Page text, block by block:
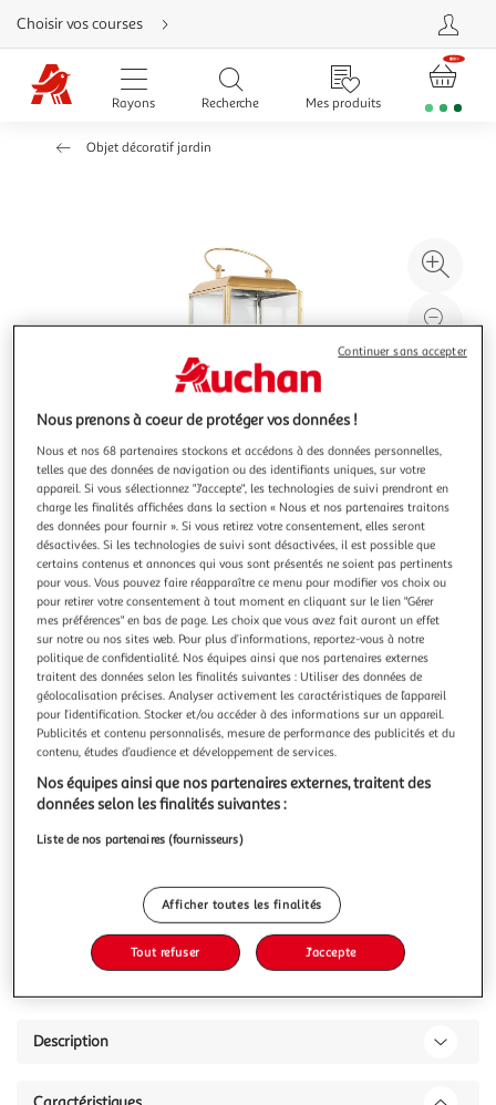
Aller
directement
au
contenu
Aller
directement
Aller
Choisir vos courses
Rayons Recherche Mes produits
Objet décoratif jardin
à
Illustration
précédente
Illustration
suivante
PARIS PRIX
Lanterne Déco en Métal Girotto 30cm Or
Informations Techniques : Dimensions : L. 14 x l. 14 x H. 30
cm Matières : Verre & Métal Spécificités : Pratique & Utile
Lanterne Déco Forme Carrée Poids : 1,174 kg Couleur : Or
En savoir +
Vendu parParis Prix
Livr. ou retrait dès 3/4 jours
A partir de 7,99€
Plus d'options
Vendu par Paris Prix
23,99€
Ajouter au panier
Ajouter à une liste
Description
Nous prenons à coeur de protéger vos données !
Nous et nos 68 partenaires stockons et accédons à des données personnelles,
telles que des données de navigation ou des identifiants uniques, sur votre
appareil. Si vous sélectionnez "J'accepte", les technologies de suivi prendront en
charge les finalités affichées dans la section « Nous et nos partenaires traitons
des données pour fournir ». Si vous retirez votre consentement, elles seront
désactivées. Si les technologies de suivi sont désactivées, il est possible que
certains contenus et annonces qui vous sont présentés ne soient pas pertinents
pour vous. Vous pouvez faire réapparaître ce menu pour modifier vos choix ou
pour retirer votre consentement à tout moment en cliquant sur le lien "Gérer
mes préférences" en bas de page. Les choix que vous avez fait auront un effet
sur notre ou nos sites web. Pour plus d’informations, reportez-vous à notre
politique de confidentialité. Nos équipes ainsi que nos partenaires externes
traitent des données selon les finalités suivantes : Utiliser des données de
géolocalisation précises. Analyser activement les caractéristiques de l’appareil
pour l’identification. Stocker et/ou accéder à des informations sur un appareil.
Publicités et contenu personnalisés, mesure de performance des publicités et du
contenu, études d’audience et développement de services.
Nos équipes ainsi que nos partenaires externes, traitent des
données selon les finalités suivantes :
Liste de nos partenaires (fournisseurs)
Afficher toutes les finalités
Tout refuser J'accepte
Continuer sans accepter